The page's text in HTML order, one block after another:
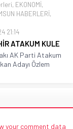
, EKONOMİ,
HABERLERİ,
21:14
ATAKUM KULE
AK Parti Atakum
Adayı Özlem
your comment data